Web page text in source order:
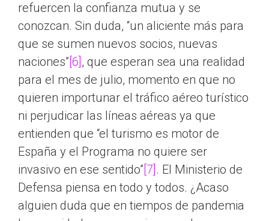
refuercen la confianza mutua y se
conozcan. Sin duda, “un aliciente más para
que se sumen nuevos socios, nuevas
naciones”[6] , que esperan sea una realidad
para el mes de julio, momento en que no
quieren importunar el tráfico aéreo turístico
ni perjudicar las líneas aéreas ya que
entienden que “el turismo es motor de
España y el Programa no quiere ser
invasivo en ese sentido”[7] . El Ministerio de
Defensa piensa en todo y todos. ¿Acaso
alguien duda que en tiempos de pandemia